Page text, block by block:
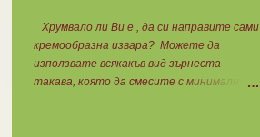
Хрумвало ли Ви е , да си направите сами
кремообразна извара? Можете да
използвате всякакъв вид зърнеста
такава, която да смесите с минимално